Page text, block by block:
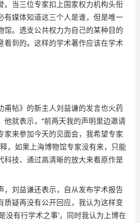
。当三位专家扣上国家权力机构头衔
有媒体知道这三个人是谁，但是唯一
馆。透支公共权力为自己的某种目的
看到的。这样的学术著作应该在学术
帖》的新主人刘益谦的发言也火药
他就表示，“前两天我的声明里边邀请
家来参加今天的见面会，我希望专家
释，如果上海博物馆专家没有来，只能
科技、通过高清晰的放大来看原作是
刘益谦还表示，自从发布学术报告
质疑再没有公开回应，我认为这样变
没有行学术之事’，同时我认为上博在